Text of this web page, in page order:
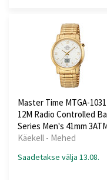
Master Time MTGA-
12M Radio Controlled
Series Men's 41mm
Käekell - Mehed
Saadetakse välja 13.08.